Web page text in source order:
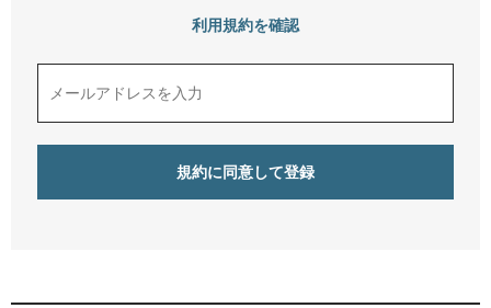
利用規約を確認